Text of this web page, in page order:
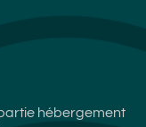
hébergement